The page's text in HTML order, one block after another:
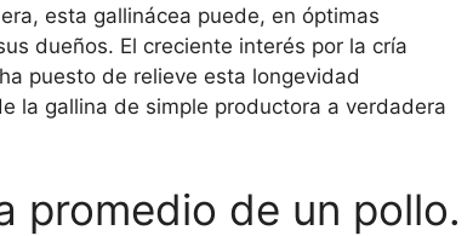
esta gallinácea puede, en óptimas
dueños. El creciente interés por la cría
puesto de relieve esta longevidad
la gallina de simple productora a verdadera
promedio de un pollo.